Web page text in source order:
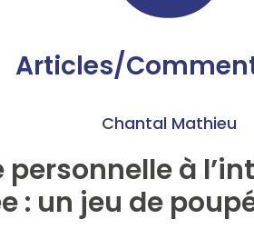
Articles/
Chantal Mathieu
personnelle à
: un jeu de